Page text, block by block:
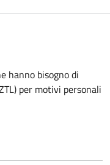
hanno bisogno di
per motivi personali